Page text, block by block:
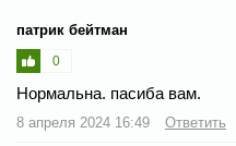
патрик бейтман
0
Нормальна. пасиба вам.
8 апреля 2024 16:49 Ответить